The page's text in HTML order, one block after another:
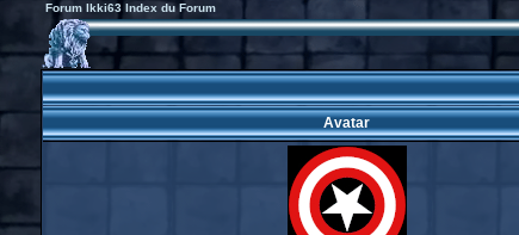
Forum Ikki63 Index du Forum
Avatar